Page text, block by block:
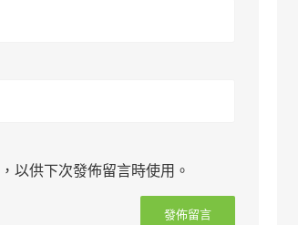
以供下次發佈留言時使用。